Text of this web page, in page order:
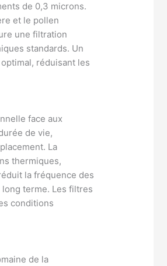
de 0,3 microns.
et le pollen
une filtration
standards. Un
réduisant les
face aux
de vie,
La
thermiques,
la fréquence des
terme. Les filtres
conditions
de la